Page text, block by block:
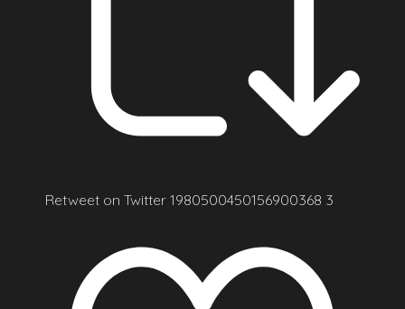
Retweet on Twitter 1980500450156900368 3